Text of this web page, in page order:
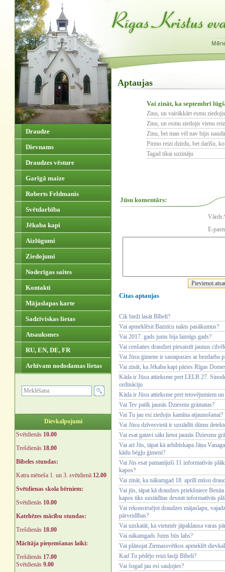
Draudze
Dievnams
Draudzes vēsture
Garīgā maize
Roberts Feldmanis
Svētdarbība
Jēkaba kapi
Aizlūgumi
Ziedojumi
Noderīgas saites
Kontakti
Mājaslapas karte
Sadzīviskas lietas
Atsauksmes
RU, EN, DE, FR
Arhīvam nododamas lietas
Dievkalpojumi
Svētdienās 10.00
Trešdienās 18.00
Bībeles stundas:
Katra mēneša 1. un 3. svētdienā 12.00
Svētdienas skola bērniem:
Svētdienās 10.00
Katehēzes mācību stundas:
Trešdienās 18.00
Mācītāja pieņemšanas laiki:
Trešdienās 17.00
Svētdienās 9.00
Aptaujas
Vai zināt, ka septembrī
Zinu, un vairākkārt esmu ziedojis
Zinu, un esmu ziedojis vienu
Zinu, bet man vēl nav bijis
Pirmo reizi dzirdu, bet darīšu, ko
Tagad tikai uzzināju
Jūsu komentārs:
Vārds:
E-
Citas aptaujas
Cik bieži lasāt Bībeli?
Vai apmeklēsit Baznīcu nakts pasākumus?
Vai 2017. gads jums bija laimīgs gads?
Vai cenšaties draudzei piesaistīt jaunus
Vai Jūsu ģimene ir sastapusies ar bezdarba
Vai zināt, ka Jēkaba kapi pāries Rīgas
Kāda ir Jūsu attieksme pret LELB 27.
ordināciju
Kāda ir Jūsu attieksme pret tetovējumiem un
Vai Tev patīk jaunās Dziesmu grāmatas?
Vai Tu jau esi ziedojis kamīna atjaunošanai?
Vai Jūsu dzīvesvietā ir uzstādīti dūmu
Vai esat gatavi sākt lietot jaunās Dziesmu
Vai arī Jūs, tāpat kā arhibīskapa Jāņa
kādu bēgļu ģimeni?
Vai Jūs esat pamanījuši 11 informatīvās
kapos?
Vai zināt, ka nākamgad 18. aprīlī mūsu
Vai jūs, tāpat kā draudzes priekšniece
kapos tiks uzstādītas desmit informatīvās
Vai rekonstruējot draudzes mājaslapu,
pārveidības?
Vai uzskatāt, ka vienmēr jāpaklausa varas
Vai nākamgads Jums būs labs?
Vai plānojat Ziemassvētkos apmeklēt
Kad Tu pēdējo reizi lasīji Bībeli?
Vai šogad jau esi sauļojies?